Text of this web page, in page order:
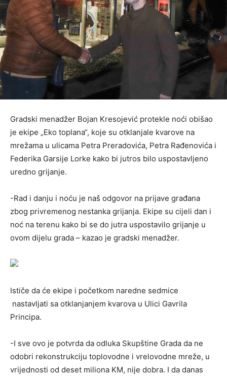
Gradski menadžer Bojan Kresojević protekle noći obišao
je ekipe „Eko toplana“, koje su otklanjale kvarove na
mrežama u ulicama Petra Preradovića, Petra Rađenovića i
Federika Garsije Lorke kako bi jutros bilo uspostavljeno
uredno grijanje.
-Rad i danju i noću je naš odgovor na prijave građana
zbog privremenog nestanka grijanja. Ekipe su cijeli dan i
noć na terenu kako bi se do jutra uspostavilo grijanje u
ovom dijelu grada – kazao je gradski menadžer.
Ističe da će ekipe i početkom naredne sedmice
nastavljati sa otklanjanjem kvarova u Ulici Gavrila
Principa.
-I sve ovo je potvrda da odluka Skupštine Grada da ne
odobri rekonstrukciju toplovodne i vrelovodne mreže, u
vrijednosti od deset miliona KM, nije dobra. I da danas